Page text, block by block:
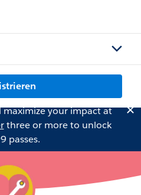
your impact at
three or more to unlock
passes.